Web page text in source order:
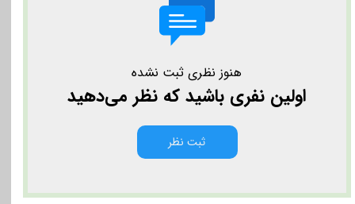
هنوز نظری ثبت نشده
اولین نفری باشید که نظر می‌دهید
ثبت نظر